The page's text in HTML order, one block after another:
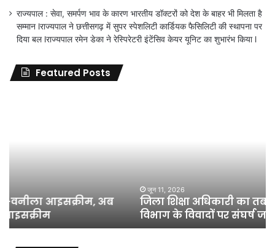
राज्यपाल : सेवा, समर्पण भाव के कारण भारतीय डॉक्टरों को देश के बाहर भी मिलता है
सम्मान lराज्यपाल ने छत्तीसगढ़ में सुपर स्पेशलिटी कार्डियक फैसिलिटी की स्थापना पर
दिया बल lराज्यपाल रमेन डेका ने रेस्पिरेटरी इंटेंसिव केयर यूनिट का शुभारंभ किया l
Featured Posts
विभाग
के
विवादों
जिला शिक्षा अधिकारी का तबादला हुआ, लेकिन शिक्षा
विभाग के विवादों पर संघर्ष जारी रहेगा : अंकित गौरहा